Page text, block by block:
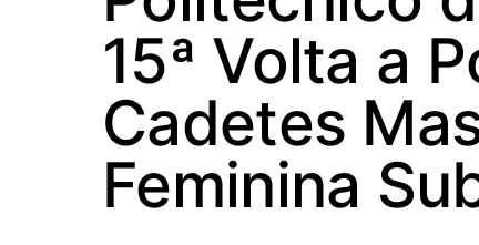
15ª Volta a
Cadetes
Feminina